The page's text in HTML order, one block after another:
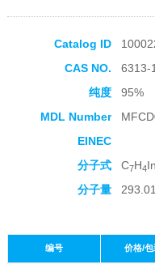
Catalog ID
CAS NO.
6313-
纯度
95%
MDL Number
EINEC
分子式
C7H4
分子量
编号 价格/包